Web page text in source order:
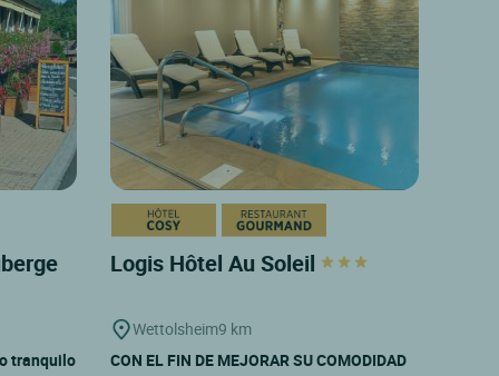
tranquilo
Logis Hôtel Au Soleil
Wettolsheim9 km
CON EL FIN DE MEJORAR SU COMODIDAD